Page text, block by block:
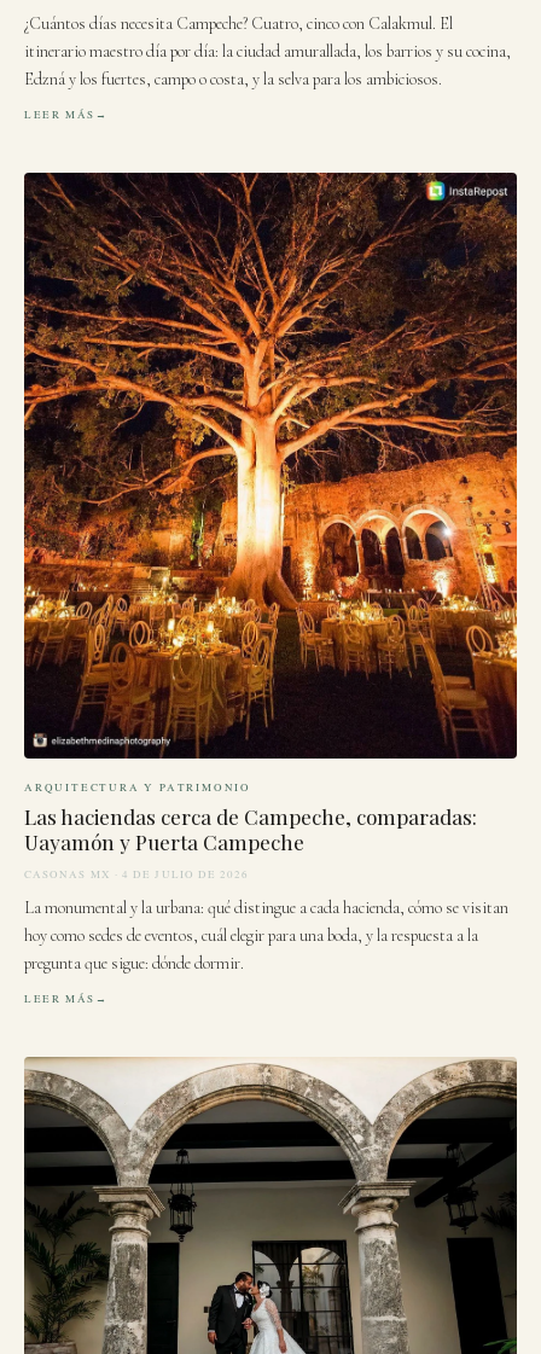
¿Cuántos días necesita Campeche? Cuatro, cinco con Calakmul. El
itinerario maestro día por día: la ciudad amurallada, los barrios y su cocina,
Edzná y los fuertes, campo o costa, y la selva para los ambiciosos.
LEER MÁS
ARQUITECTURA Y PATRIMONIO
Las haciendas cerca de Campeche, comparadas:
Uayamón y Puerta Campeche
CASONAS MX · 4 DE JULIO DE 2026
La monumental y la urbana: qué distingue a cada hacienda, cómo se visitan
hoy como sedes de eventos, cuál elegir para una boda, y la respuesta a la
pregunta que sigue: dónde dormir.
LEER MÁS